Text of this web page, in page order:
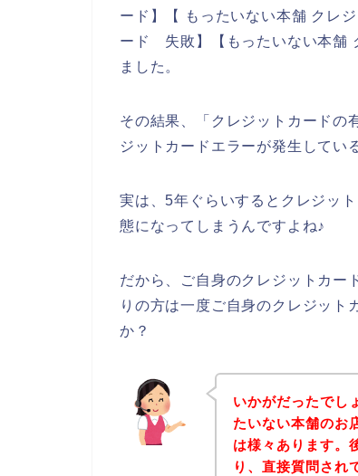
ード】【 もったいない本舗 クレ
ード 失敗】【もったいない本舗
ました。
その結果、「クレジットカードの
ジットカードエラーが発生してい
実は、5年ぐらいするとクレジッ
態になってしまうんですよね♪
だから、ご自身のクレジットカー
りの方は一度ご自身のクレジット
か？
いかがだったでし
たいない本舗のお
は様々あります。
り、直接質問され